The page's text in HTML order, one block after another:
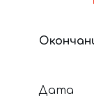
Дата